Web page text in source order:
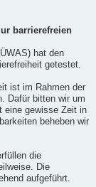
barrierefreien
hat den
getestet.
ist im Rahmen der
Dafür bitten wir um
eine gewisse Zeit in
beheben wir
die
Die
aufgeführt.